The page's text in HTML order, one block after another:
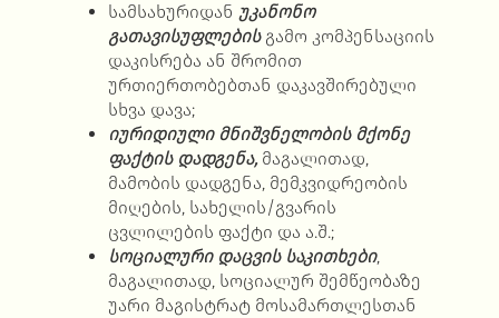
სამსახურიდან უკანონო
გათავისუფლებისგამო კომპენსაციის
დაკისრება ან შრომით
ურთიერთობებთან დაკავშირებული
სხვა დავა;
იურიდიული მნიშვნელობის მქონე
ფაქტის დადგენა,მაგალითად,
მამობის დადგენა, მემკვიდრეობის
მიღების, სახელის/გვარის
ცვლილების ფაქტი და ა.შ.;
სოციალური დაცვის საკითხები,
მაგალითად, სოციალურ შემწეობაზე
უარი მაგისტრატ მოსამართლესთან